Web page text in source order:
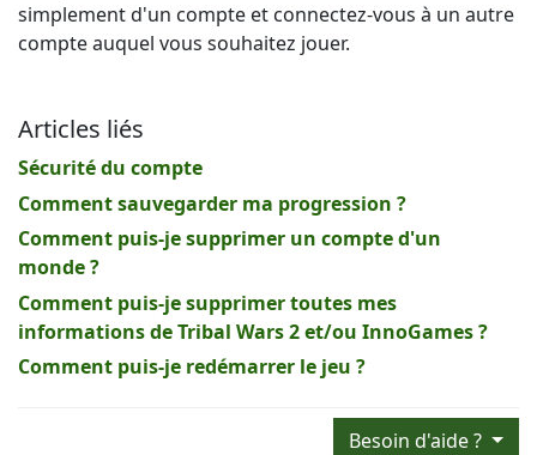
simplement d'un compte et connectez-vous à un autre
compte auquel vous souhaitez jouer.
Articles liés
Sécurité du compte
Comment sauvegarder ma progression ?
Comment puis-je supprimer un compte d'un
monde ?
Comment puis-je supprimer toutes mes
informations de Tribal Wars 2 et/ou InnoGames ?
Comment puis-je redémarrer le jeu ?
Besoin d'aide ?